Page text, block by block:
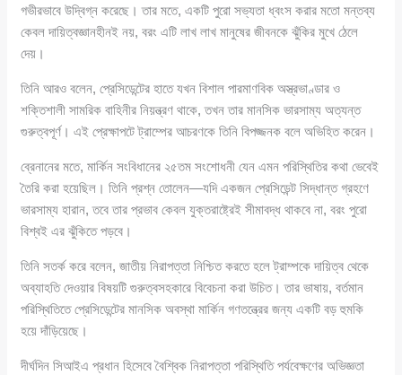
গভীরভাবে উদ্বিগ্ন করেছে। তার মতে, একটি পুরো সভ্যতা ধ্বংস করার মতো মন্তব্য
কেবল দায়িত্বজ্ঞানহীনই নয়, বরং এটি লাখ লাখ মানুষের জীবনকে ঝুঁকির মুখে ঠেলে
দেয়।
তিনি আরও বলেন, প্রেসিডেন্টের হাতে যখন বিশাল পারমাণবিক অস্ত্রভাণ্ডার ও
শক্তিশালী সামরিক বাহিনীর নিয়ন্ত্রণ থাকে, তখন তার মানসিক ভারসাম্য অত্যন্ত
গুরুত্বপূর্ণ। এই প্রেক্ষাপটে ট্রাম্পের আচরণকে তিনি বিপজ্জনক বলে অভিহিত করেন।
ব্রেনানের মতে, মার্কিন সংবিধানের ২৫তম সংশোধনী যেন এমন পরিস্থিতির কথা ভেবেই
তৈরি করা হয়েছিল। তিনি প্রশ্ন তোলেন—যদি একজন প্রেসিডেন্ট সিদ্ধান্ত গ্রহণে
ভারসাম্য হারান, তবে তার প্রভাব কেবল যুক্তরাষ্ট্রেই সীমাবদ্ধ থাকবে না, বরং পুরো
বিশ্বই এর ঝুঁকিতে পড়বে।
তিনি সতর্ক করে বলেন, জাতীয় নিরাপত্তা নিশ্চিত করতে হলে ট্রাম্পকে দায়িত্ব থেকে
অব্যাহতি দেওয়ার বিষয়টি গুরুত্বসহকারে বিবেচনা করা উচিত। তার ভাষায়, বর্তমান
পরিস্থিতিতে প্রেসিডেন্টের মানসিক অবস্থা মার্কিন গণতন্ত্রের জন্য একটি বড় হুমকি
হয়ে দাঁড়িয়েছে।
দীর্ঘদিন সিআইএ প্রধান হিসেবে বৈশ্বিক নিরাপত্তা পরিস্থিতি পর্যবেক্ষণের অভিজ্ঞতা